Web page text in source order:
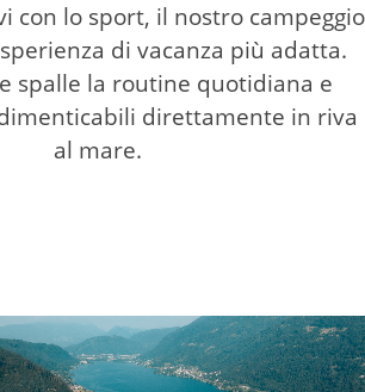
con lo sport, il nostro campeggio
di vacanza più adatta.
spalle la routine quotidiana e
direttamente in riva
al mare.